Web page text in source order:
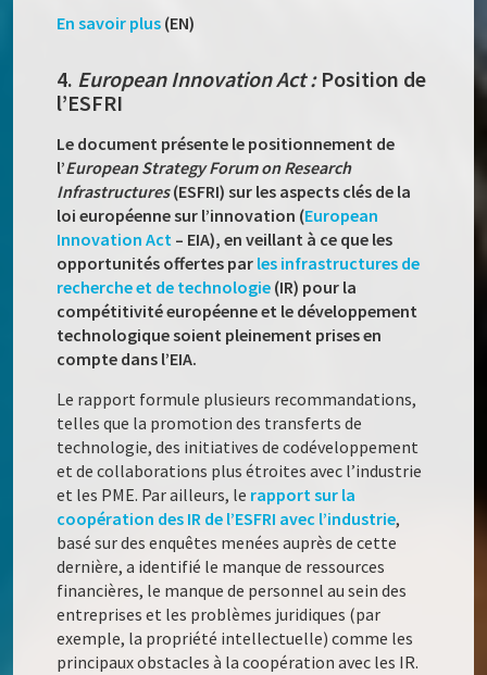
En savoir plus (EN)
4. European Innovation Act : Position de
l’ESFRI
Le document présente le positionnement de
l’European Strategy Forum on Research
Infrastructures(ESFRI) sur les aspects clés de la
loi européenne sur l’innovation (European
Innovation Act – EIA), en veillant à ce que les
opportunités offertes par les infrastructures de
recherche et de technologie (IR) pour la
compétitivité européenne et le développement
technologique soient pleinement prises en
compte dans l’EIA.
Le rapport formule plusieurs recommandations,
telles que la promotion des transferts de
technologie, des initiatives de codéveloppement
et de collaborations plus étroites avec l’industrie
et les PME. Par ailleurs, le rapport sur la
coopération des IR de l’ESFRI avec l’industrie,
basé sur des enquêtes menées auprès de cette
dernière, a identifié le manque de ressources
financières, le manque de personnel au sein des
entreprises et les problèmes juridiques (par
exemple, la propriété intellectuelle) comme les
principaux obstacles à la coopération avec les IR.